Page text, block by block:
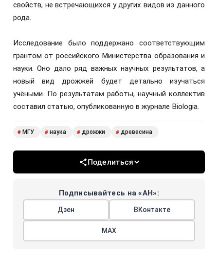
свойств, не встречающихся у других видов из данного
рода.
Исследование было поддержано соответствующим
грантом от российского Министерства образования и
науки. Оно дало ряд важных научных результатов, а
новый вид дрожжей будет детально изучаться
учёными. По результатам работы, научный коллектив
составил статью, опубликованную в журнале Biologia.
# МГУ # наука # дрожжи # древесина
Поделиться
Подписывайтесь на «АН»:
Дзен ВКонтакте
МАХ